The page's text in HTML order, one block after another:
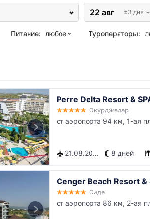
22 авг ±3 дня
Питание: любое Туроператоры:
Perre Delta Resort &
Окурджалар
от аэропорта 94 км, 1-ая
21.08.2026 8 дней
Cenger Beach Resort &
Сиде
от аэропорта 86 км, 2-ая